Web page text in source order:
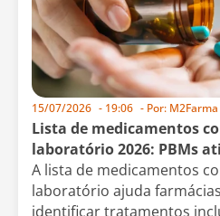
15/07/2026 - 19:06 - Por: M2Farma
Lista de medicamentos
laboratório 2026: PBMs
A lista de medicamentos
laboratório ajuda
identificar tratamentos